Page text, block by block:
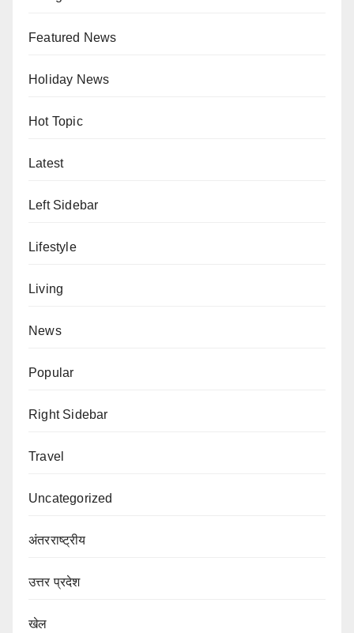
Featured News
Holiday News
Hot Topic
Latest
Left Sidebar
Lifestyle
Living
News
Popular
Right Sidebar
Travel
Uncategorized
अंतरराष्ट्रीय
उत्तर प्रदेश
खेल